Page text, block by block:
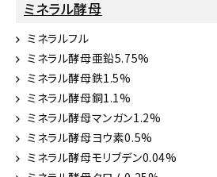
ミネラル酵母
ミネラルフル
ミネラル酵母亜鉛5.75%
ミネラル酵母鉄1.5%
ミネラル酵母銅1.1%
ミネラル酵母マンガン1.2%
ミネラル酵母ヨウ素0.5%
ミネラル酵母モリブデン0.04%